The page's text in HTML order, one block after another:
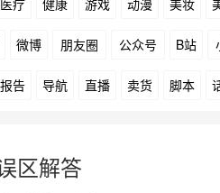
医疗 健康 游戏 动漫 美妆
广告 元宇宙 房地产
微博 朋友圈 公众号 B站
最右 神马 谷歌 Facebook
报告 导航 直播 卖货 脚本
区解答